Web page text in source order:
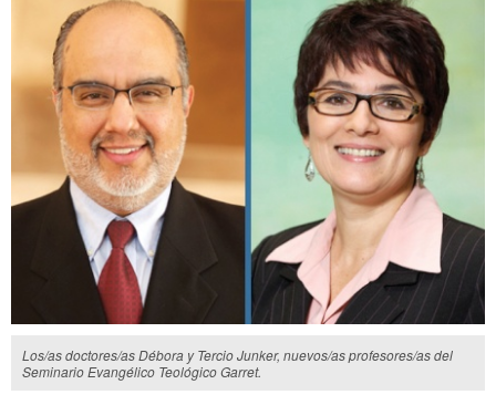
Los/as doctores/as Débora y Tercio Junker, nuevos/as profesores/as del
Seminario Evangélico Teológico Garret.